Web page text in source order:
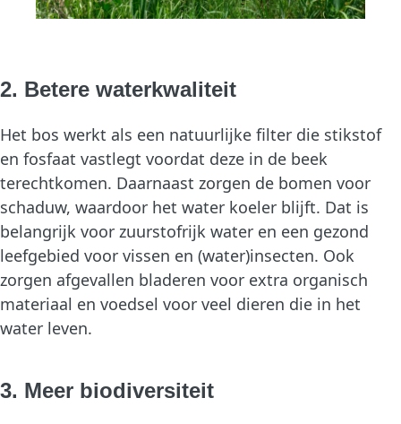
2. Betere waterkwaliteit
Het bos werkt als een natuurlijke filter die stikstof
en fosfaat vastlegt voordat deze in de beek
terechtkomen. Daarnaast zorgen de bomen voor
schaduw, waardoor het water koeler blijft. Dat is
belangrijk voor zuurstofrijk water en een gezond
leefgebied voor vissen en (water)insecten. Ook
zorgen afgevallen bladeren voor extra organisch
materiaal en voedsel voor veel dieren die in het
water leven.
3. Meer biodiversiteit